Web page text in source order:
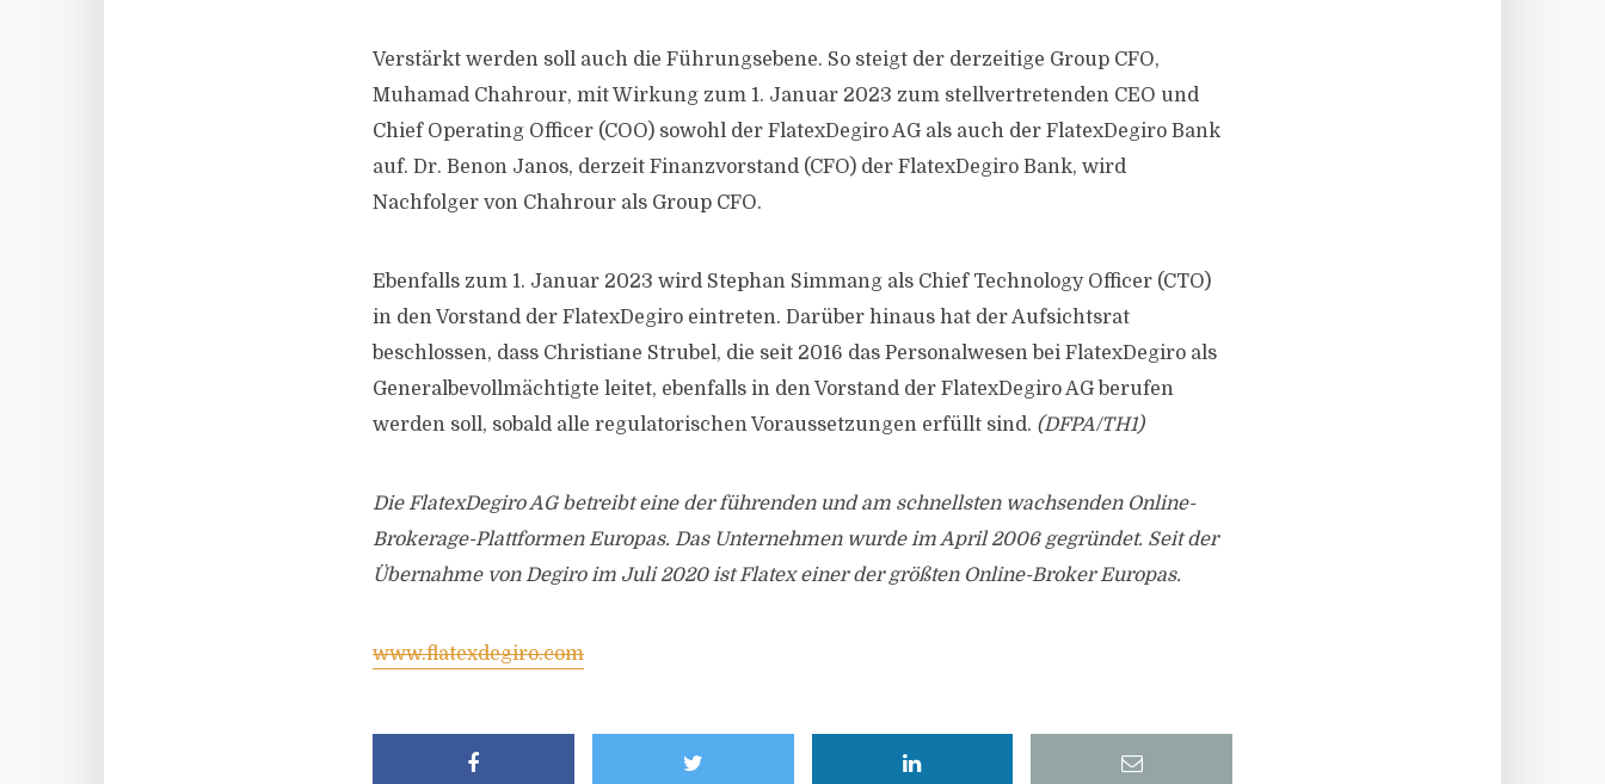
Verstärkt werden soll auch die Führungsebene. So steigt der derzeitige Group CFO,
Muhamad Chahrour, mit Wirkung zum 1. Januar 2023 zum stellvertretenden CEO und
Chief Operating Officer (COO) sowohl der FlatexDegiro AG als auch der FlatexDegiro Bank
auf. Dr. Benon Janos, derzeit Finanzvorstand (CFO) der FlatexDegiro Bank, wird
Nachfolger von Chahrour als Group CFO.
Ebenfalls zum 1. Januar 2023 wird Stephan Simmang als Chief Technology Officer (CTO)
in den Vorstand der FlatexDegiro eintreten. Darüber hinaus hat der Aufsichtsrat
beschlossen, dass Christiane Strubel, die seit 2016 das Personalwesen bei FlatexDegiro als
Generalbevollmächtigte leitet, ebenfalls in den Vorstand der FlatexDegiro AG berufen
werden soll, sobald alle regulatorischen Voraussetzungen erfüllt sind. (DFPA/TH1)
Die FlatexDegiro AG betreibt eine der führenden und am schnellsten wachsenden Online-
Brokerage-Plattformen Europas. Das Unternehmen wurde im April 2006 gegründet. Seit der
Übernahme von Degiro im Juli 2020 ist Flatex einer der größten Online-Broker Europas.
www.flatexdegiro.com